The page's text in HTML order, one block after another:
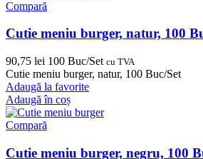
Compară
Cutie meniu burger, natur, 100
90,75 lei 100 Buc/Set cu TVA
Cutie meniu burger, natur, 100 Buc/Set
Adaugă la favorite
Adaugă în coș
Compară
Cutie meniu burger, negru, 100